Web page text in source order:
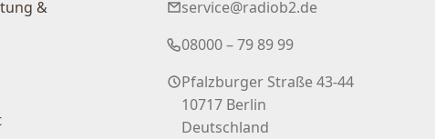
&
service@radiob2.de
08000 – 79 89 99
Pfalzburger Straße 43-44
10717 Berlin
Deutschland